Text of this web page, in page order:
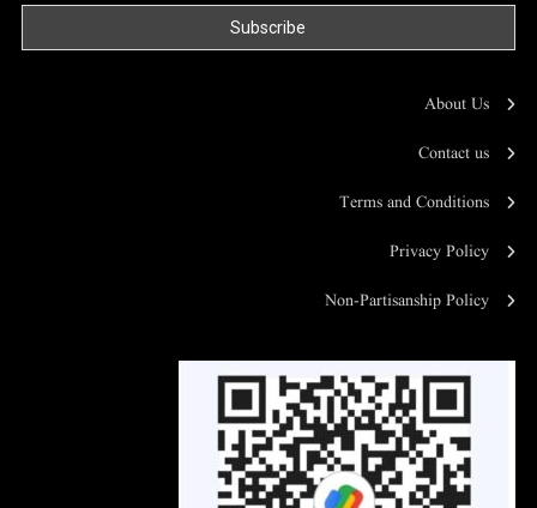
About Us
Contact us
Terms and Conditions
Privacy Policy
Non-Partisanship Policy